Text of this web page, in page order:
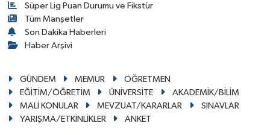
Süper Lig Puan Durumu ve Fikstür
Tüm Manşetler
Son Dakika Haberleri
Haber Arşivi
GÜNDEM MEMUR
ÖĞRETMEN
EĞİTİM/ÖĞRETİM
ÜNİVERSİTE
AKADEMİK/BİLİM
MALİ KONULAR
MEVZUAT/KARARLAR
SINAVLAR
YARIŞMA/ETKİNLİKLER
ANKET